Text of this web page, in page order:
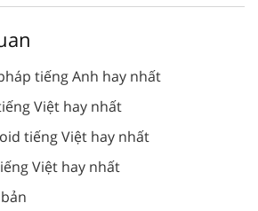
tiếng Anh hay nhất
Việt hay nhất
tiếng Việt hay nhất
Việt hay nhất